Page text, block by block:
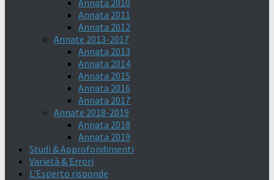
Annata 2010
Annata 2011
Annata 2012
Annate 2013-2017
Annata 2013
Annata 2014
Annata 2015
Annata 2016
Annata 2017
Annate 2018-2019
Annata 2018
Annata 2019
Studi & Approfondimenti
Varietà & Errori
L’Esperto risponde